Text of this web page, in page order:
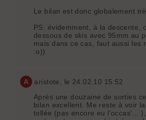
Le bilan est donc globalement
PS: évidemment, à la descente,
dessous de skis avec 95mm au
mais dans ce cas, faut aussi les
:o))
A aristote, le 24.02.10 15:52
Après une douzaine de sorties
bilan excellent. Me reste à voir
tollée (pas encore eu l'occas'...